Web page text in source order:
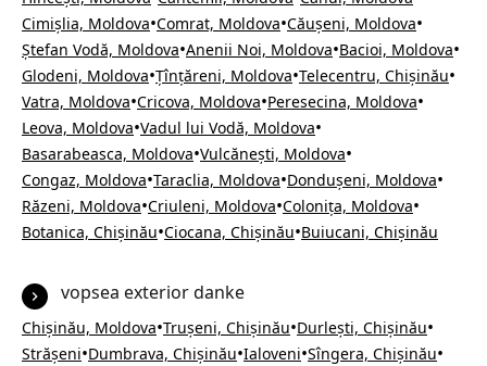
Cimișlia, Moldova•Comrat, Moldova•Căușeni, Moldova•
Ștefan Vodă, Moldova•Anenii Noi, Moldova•Bacioi, Moldova•
Glodeni, Moldova•Țînțăreni, Moldova•Telecentru, Chișinău•
Vatra, Moldova•Cricova, Moldova•Peresecina, Moldova•
Leova, Moldova•Vadul lui Vodă, Moldova•
Basarabeasca, Moldova•Vulcănești, Moldova•
Congaz, Moldova•Taraclia, Moldova•Dondușeni, Moldova•
Răzeni, Moldova•Criuleni, Moldova•Colonița, Moldova•
Botanica, Chișinău•Ciocana, Chișinău•Buiucani, Chișinău
vopsea exterior danke
Chișinău, Moldova•Trușeni, Chișinău•Durlești, Chișinău•
Strășeni•Dumbrava, Chișinău•Ialoveni•Sîngera, Chișinău•